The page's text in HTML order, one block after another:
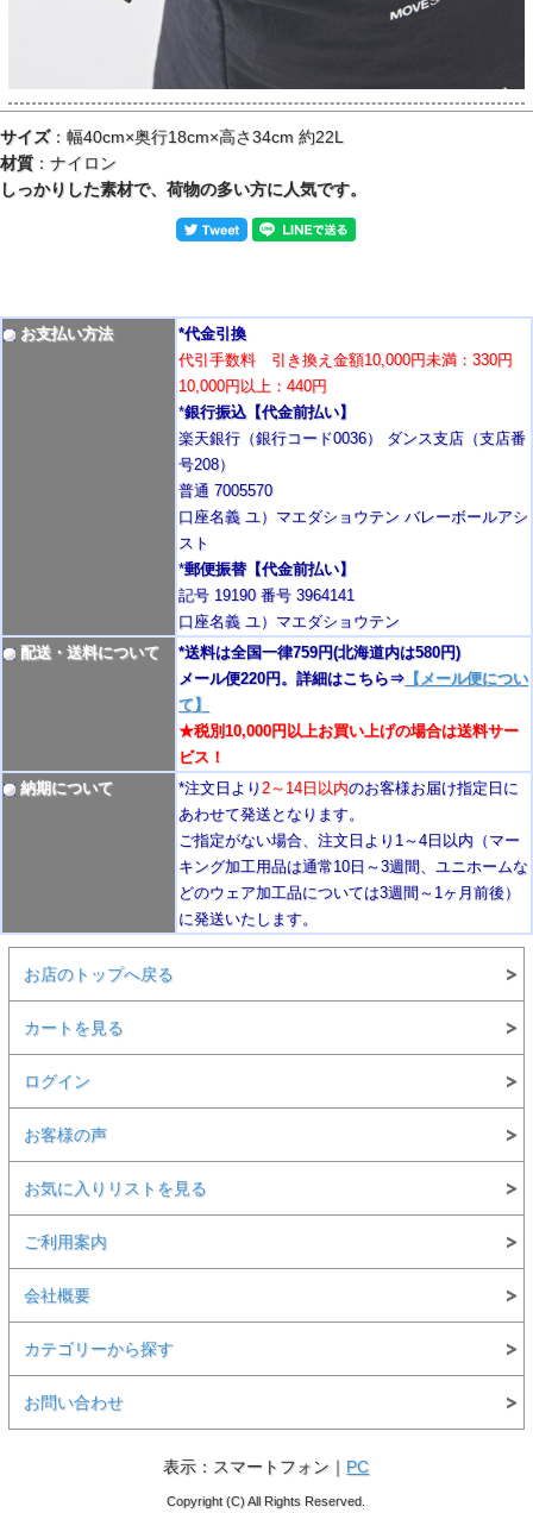
サイズ：幅40cm×奥行18cm×高さ34cm 約22L
材質：ナイロン
しっかりした素材で、荷物の多い方に人気です。
お支払い方法
*代金引換
代引手数料 引き換え金額10,000円未満：330円
10,000円以上：440円
*銀行振込【代金前払い】
楽天銀行（銀行コード0036） ダンス支店（支店番
号208）
普通 7005570
口座名義 ユ）マエダショウテン バレーボールアシ
スト
*郵便振替【代金前払い】
記号 19190 番号 3964141
口座名義 ユ）マエダショウテン
配送・送料について
*送料は全国一律759円(北海道内は580円)
メール便220円。詳細はこちら⇒ 【メール便につい
て】
★税別10,000円以上お買い上げの場合は送料サー
ビス！
納期について
*注文日より2～14日以内のお客様お届け指定日に
あわせて発送となります。
ご指定がない場合、注文日より1～4日以内 （マー
キング加工用品は通常10日 ～3週間、ユニホームな
どのウェア加工品については3週間～ 1ヶ月前後 ）
に発送いたします。
お店のトップへ戻る
カートを見る
ログイン
お客様の声
お気に入りリストを見る
ご利用案内
会社概要
カテゴリーから探す
お問い合わせ
表示：スマートフォン｜ PC
Copyright (C) All Rights Reserved.